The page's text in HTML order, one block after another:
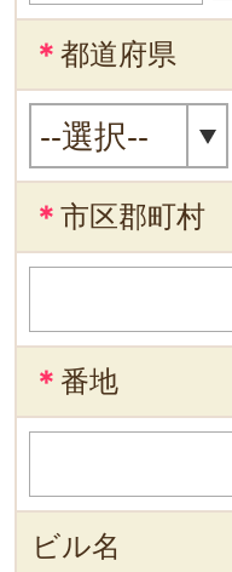
＊ 都道府県
＊ 市区郡町村
＊ 番地
ビル名